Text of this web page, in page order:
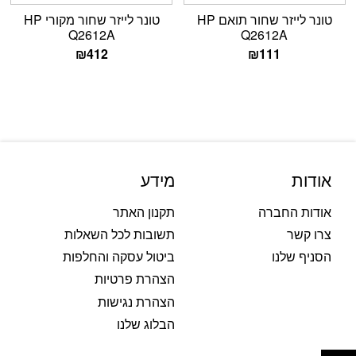
טונר לייזר שחור תואם HP
Q2612A
₪111
טונר לייזר שחור מקורי HP
Q2612A
₪412
אודות
אודות החברה
צרו קשר
הסניף שלנו
מידע
תקנון האתר
תשובות לכל השאלות
ביטול עסקה והחלפות
הצהרת פרטיות
הצהרת נגישות
הבלוג שלנו
פתח סרגל נגישות